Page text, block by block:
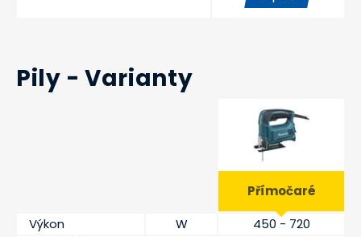
Pily - Varianty
Přímočaré
Výkon
W
450 - 720